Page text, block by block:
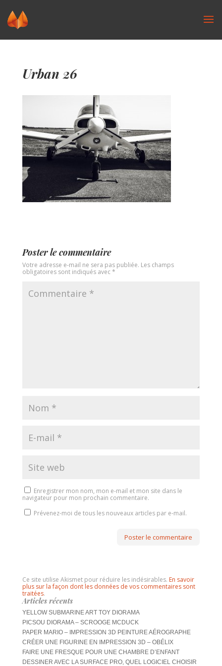
Urban 26
Poster le commentaire
Votre adresse e-mail ne sera pas publiée. Les champs
obligatoires sont indiqués avec*
Enregistrer mon nom, mon e-mail et mon site dans le
navigateur pour mon prochain commentaire.
Prévenez-moi de tous les nouveaux articles par e-mail.
Ce site utilise Akismet pour réduire les indésirables. En savoir
plus sur la façon dont les données de vos commentaires sont
traitées.
Articles récents
YELLOW SUBMARINE ART TOY DIORAMA
PICSOU DIORAMA – SCROOGE MCDUCK
PAPER MARIO – IMPRESSION 3D PEINTURE AÉROGRAPHE
CRÉER UNE FIGURINE EN IMPRESSION 3D – OBÉLIX
FAIRE UNE FRESQUE POUR UNE CHAMBRE D’ENFANT
DESSINER AVEC LA SURFACE PRO, QUEL LOGICIEL CHOISIR